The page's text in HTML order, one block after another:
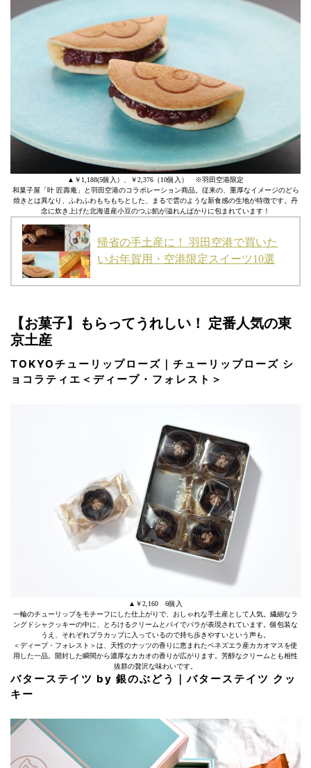
▲￥1,188(5個入）、￥2,376（10個入） ※羽田空港限定
和菓子屋「叶 匠壽庵」と羽田空港のコラボレーション商品。従来の、重厚なイメージのどら
焼きとは異なり、ふわふわもちもちとした、まるで雲のような新食感の生地が特徴です。丹
念に炊き上げた北海道産小豆のつぶ餡が溢れんばかりに包まれています！
帰省の手土産に！ 羽田空港で買いた
いお年賀用・空港限定スイーツ10選
【お菓子】もらってうれしい！ 定番人気の東
京土産
TOKYOチューリップローズ｜チューリップローズ シ
ョコラティエ＜ディープ・フォレスト＞
▲￥2,160 6個入
一輪のチューリップをモチーフにした仕上がりで、おしゃれな手土産として人気。繊細なラ
ングドシャクッキーの中に、とろけるクリームとパイでバラが表現されています。個包装な
うえ、それぞれプラカップに入っているので持ち歩きやすいという声も。
＜ディープ・フォレスト＞は、天性のナッツの香りに恵まれたベネズエラ産カカオマスを使
用した一品。開封した瞬間から濃厚なカカオの香りが広がります。芳醇なクリームとも相性
抜群の贅沢な味わいです。
バターステイツ by 銀のぶどう｜バターステイツ クッ
キー